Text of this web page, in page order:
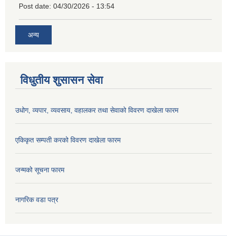
Post date: 04/30/2026 - 13:54
अन्य
विधुतीय शुसासन सेवा
उधोग, व्यपार, व्यवसाय, वहालकर तथा सेवाको विवरण दाखेला फारम
एकिकृत सम्पती करको विवरण दाखेला फारम
जन्मको सूचना फारम
नागरिक वडा पत्र